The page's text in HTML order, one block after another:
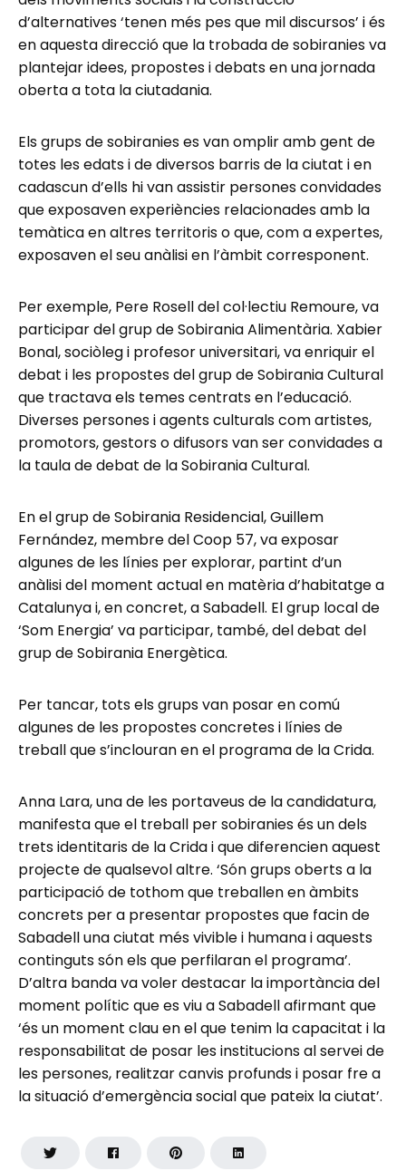
d’alternatives ‘tenen més pes que mil discursos’ i és
en aquesta direcció que la trobada de sobiranies va
plantejar idees, propostes i debats en una jornada
oberta a tota la ciutadania.
Els grups de sobiranies es van omplir amb gent de
totes les edats i de diversos barris de la ciutat i en
cadascun d’ells hi van assistir persones convidades
que exposaven experiències relacionades amb la
temàtica en altres territoris o que, com a expertes,
exposaven el seu anàlisi en l’àmbit corresponent.
Per exemple, Pere Rosell del col·lectiu Remoure, va
participar del grup de Sobirania Alimentària. Xabier
Bonal, sociòleg i profesor universitari, va enriquir el
debat i les propostes del grup de Sobirania Cultural
que tractava els temes centrats en l’educació.
Diverses persones i agents culturals com artistes,
promotors, gestors o difusors van ser convidades a
la taula de debat de la Sobirania Cultural.
En el grup de Sobirania Residencial, Guillem
Fernández, membre del Coop 57, va exposar
algunes de les línies per explorar, partint d’un
anàlisi del moment actual en matèria d’habitatge a
Catalunya i, en concret, a Sabadell. El grup local de
‘Som Energia’ va participar, també, del debat del
grup de Sobirania Energètica.
Per tancar, tots els grups van posar en comú
algunes de les propostes concretes i línies de
treball que s’inclouran en el programa de la Crida.
Anna Lara, una de les portaveus de la candidatura,
manifesta que el treball per sobiranies és un dels
trets identitaris de la Crida i que diferencien aquest
projecte de qualsevol altre. ‘Són grups oberts a la
participació de tothom que treballen en àmbits
concrets per a presentar propostes que facin de
Sabadell una ciutat més vivible i humana i aquests
continguts són els que perfilaran el programa’.
D’altra banda va voler destacar la importància del
moment polític que es viu a Sabadell afirmant que
‘és un moment clau en el que tenim la capacitat i la
responsabilitat de posar les institucions al servei de
les persones, realitzar canvis profunds i posar fre a
la situació d’emergència social que pateix la ciutat’.